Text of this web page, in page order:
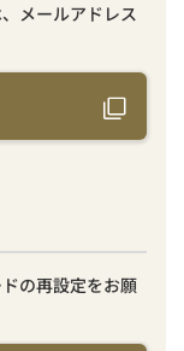
メールアドレス
の再設定をお願